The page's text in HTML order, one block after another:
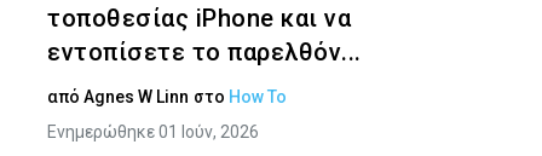
τοποθεσίας iPhone και να
εντοπίσετε το παρελθόν...
από Agnes W Linn στο How To
Ενημερώθηκε 01 Ιούν, 2026